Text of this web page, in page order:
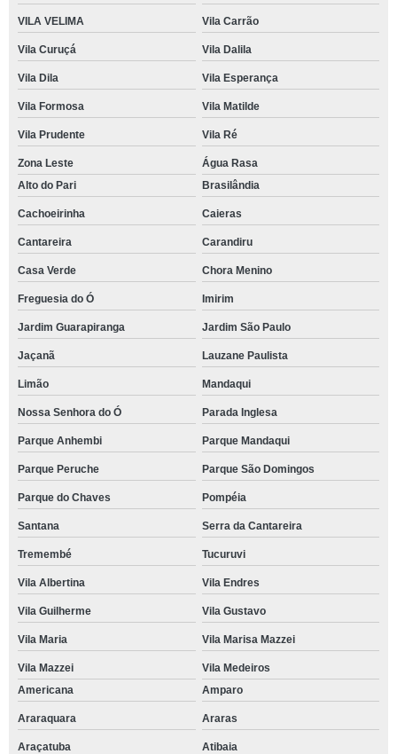
VILA VELIMA Vila Carrão
Vila Curuçá Vila Dalila
Vila Dila Vila Esperança
Vila Formosa Vila Matilde
Vila Prudente Vila Ré
Zona Leste
Água Rasa
Alto do Pari
Brasilândia
Cachoeirinha Caieras
Cantareira Carandiru
Casa Verde Chora Menino
Freguesia do Ó Imirim
Jardim Guarapiranga Jardim São Paulo
Jaçanã Lauzane Paulista
Limão Mandaqui
Nossa Senhora do Ó Parada Inglesa
Parque Anhembi Parque Mandaqui
Parque Peruche Parque São Domingos
Parque do Chaves Pompéia
Santana Serra da Cantareira
Tremembé Tucuruvi
Vila Albertina Vila Endres
Vila Guilherme Vila Gustavo
Vila Maria Vila Marisa Mazzei
Vila Mazzei
Vila Medeiros
Americana
Amparo
Araraquara Araras
Araçatuba Atibaia